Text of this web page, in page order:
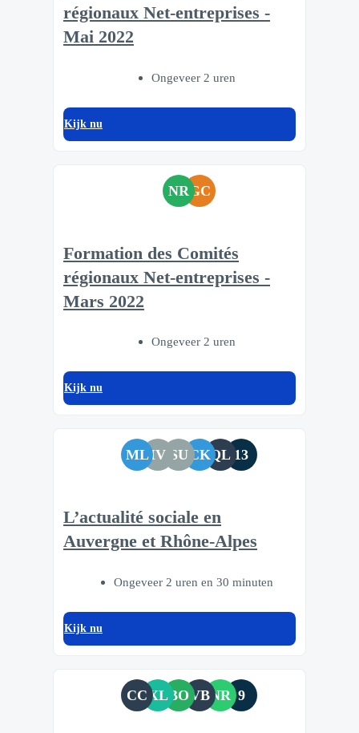
régionaux Net-entreprises -
Mai 2022
Ongeveer 2 uren
Kijk nu
NRGC
Formation des Comités
régionaux Net-entreprises -
Mars 2022
Ongeveer 2 uren
Kijk nu
ML IV SU CKQL 13
L’actualité sociale en
Auvergne et Rhône-Alpes
Ongeveer 2 uren en 30 minuten
Kijk nu
CC XL BO VB NR 9